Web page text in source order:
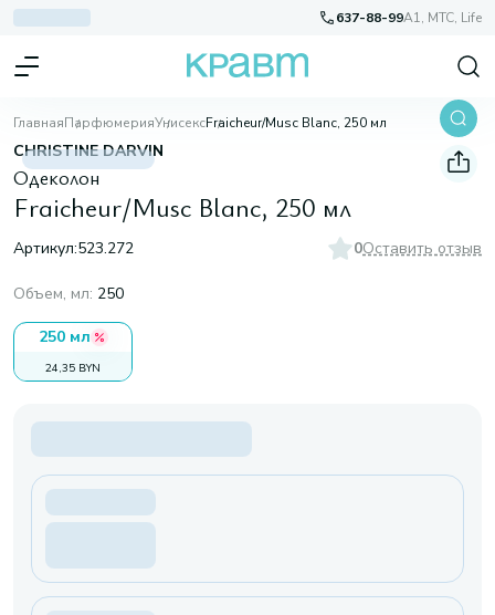
637-88-99A1, МТС, Life
ГлавнаяПарфюмерияУнисексFraicheur/Musc Blanc, 250 мл
CHRISTINE DARVIN
Одеколон
Fraicheur/Musc Blanc, 250 мл
Артикул:523.272 0Оставить отзыв
Объем, мл: 250
250 мл
24,35 BYN